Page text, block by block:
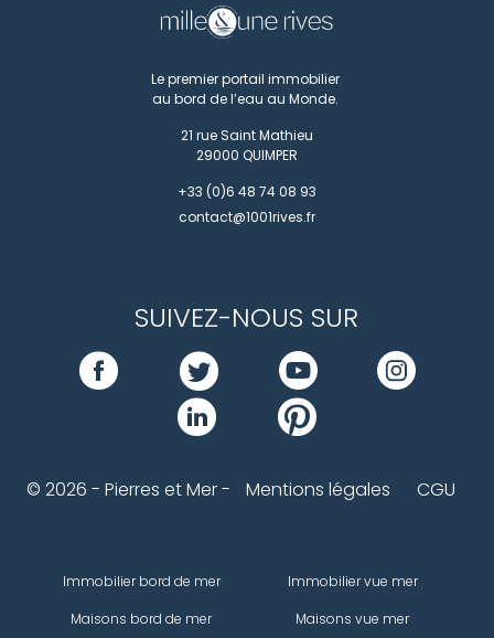
Le premier portail immobilier
au bord de l’eau au Monde.
21 rue Saint Mathieu
29000 QUIMPER
+33 (0)6 48 74 08 93
contact@1001rives.fr
SUIVEZ-NOUS SUR
© 2026 - Pierres et Mer - Mentions légales CGU
Immobilier bord de mer
Maisons bord de mer
Immobilier vue mer
Maisons vue mer